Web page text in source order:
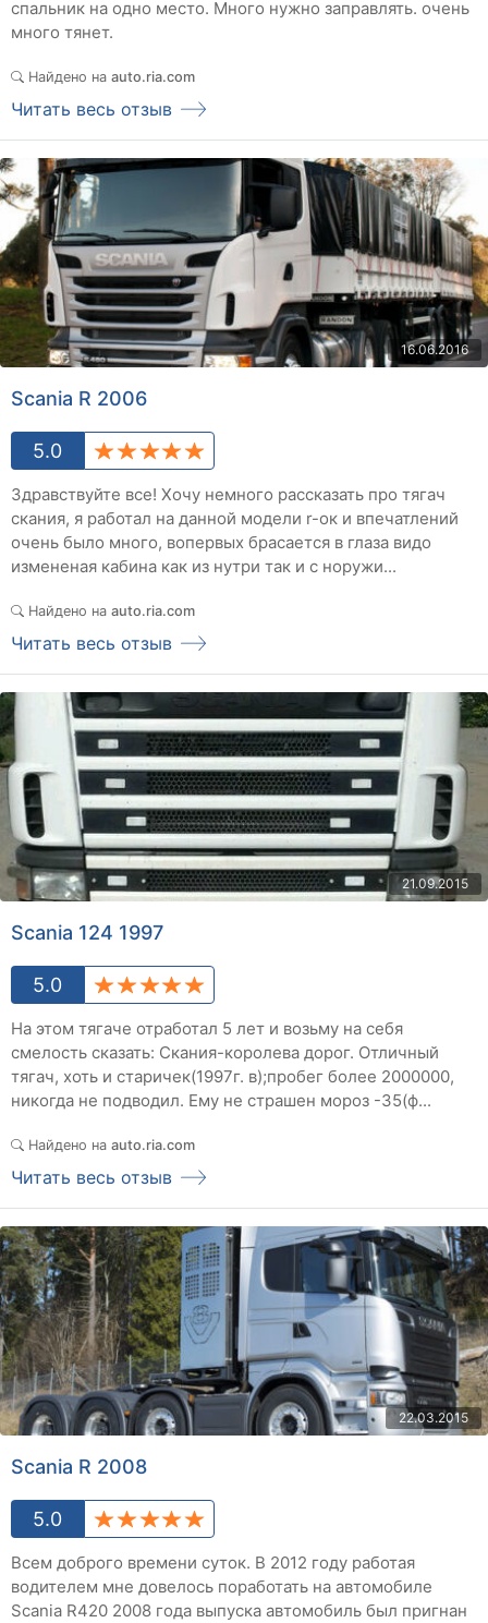
спальник на одно место. Много нужно заправлять. очень
много тянет.
Найдено на auto.ria.com
Читать весь отзыв
16.06.2016
Scania R 2006
5.0
Здравствуйте все! Хочу немного рассказать про тягач
скания, я работал на данной модели r-ок и впечатлений
очень было много, вопервых брасается в глаза видо
измененая кабина как из нутри так и с норужи...
Найдено на auto.ria.com
Читать весь отзыв
21.09.2015
Scania 124 1997
5.0
На этом тягаче отработал 5 лет и возьму на себя
смелость сказать: Скания-королева дорог. Отличный
тягач, хоть и старичек(1997г. в);пробег более 2000000,
никогда не подводил. Ему не страшен мороз -35(ф...
Найдено на auto.ria.com
Читать весь отзыв
22.03.2015
Scania R 2008
5.0
Всем доброго времени суток. В 2012 году работая
водителем мне довелось поработать на автомобиле
Scania R420 2008 года выпуска автомобиль был пригнан